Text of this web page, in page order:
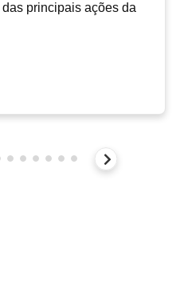
principais ações da